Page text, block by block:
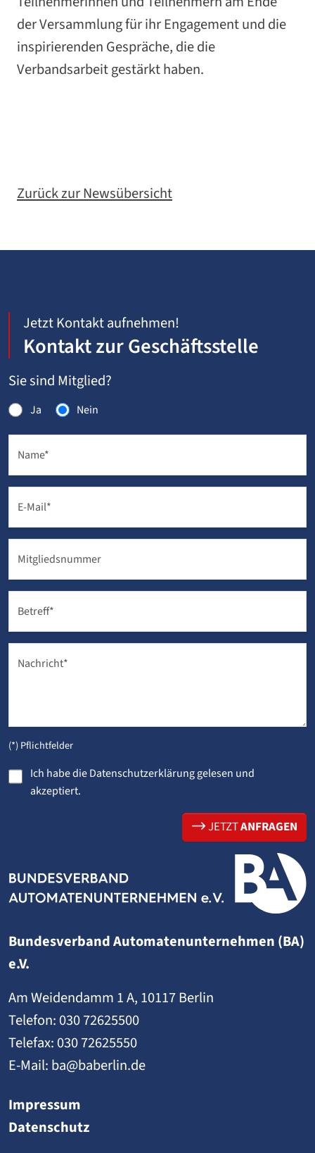
der Versammlung für ihr Engagement und die
inspirierenden Gespräche, die die
Verbandsarbeit gestärkt haben.
Zurück zur Newsübersicht
Jetzt Kontakt aufnehmen!
Kontakt zur Geschäftsstelle
Sie sind Mitglied?
Ja Nein
Name*
E-Mail*
Mitgliedsnummer
Betreff*
Nachricht*
(*) Pflichtfelder
Ich habe dieDatenschutzerklärunggelesen und
akzeptiert.
JETZTANFRAGEN
Bundesverband Automatenunternehmen (BA)
e.V.
Am Weidendamm 1 A, 10117 Berlin
Telefon: 030 72625500
Telefax: 030 72625550
E-Mail: ba@baberlin.de
Impressum
Datenschutz